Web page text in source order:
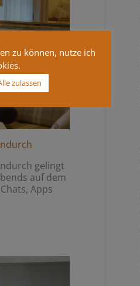
gelingt
auf dem
Apps
zu können, nutze ich
zulassen